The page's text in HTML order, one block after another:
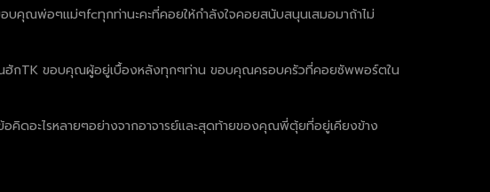
บคุณพ่อๆเเม่ๆfcทุกท่านะคะที่คอยให้กำลังใจคอยสนับสนุนเสมอมาถ้าไม่
นฮักTK ขอบคุณผู้อยู่เบื้องหลังทุกๆท่าน ขอบคุณครอบครัวที่คอยซัพพอร์ตใน
คิดอะไรหลายๆอย่างจากอาจารย์เเละสุดท้ายของคุณพี่ตุ้ยที่อยู่เคียงข้าง